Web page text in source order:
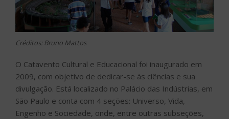
Créditos: Bruno Mattos
O Catavento Cultural e Educacional foi inaugurado em
2009, com objetivo de dedicar-se às ciências e sua
divulgação. Está localizado no Palácio das Indústrias, em
São Paulo e conta com 4 seções: Universo, Vida,
Engenho e Sociedade, onde, entre outras subseções,